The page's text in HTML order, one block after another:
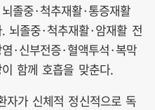
졸중·척추재활·통증재활
뇌졸중·척추재활·암재활 전
·신부전증·혈액투석·복막
함께 호흡을 맞춘다.
자가 신체적 정신적으로 독